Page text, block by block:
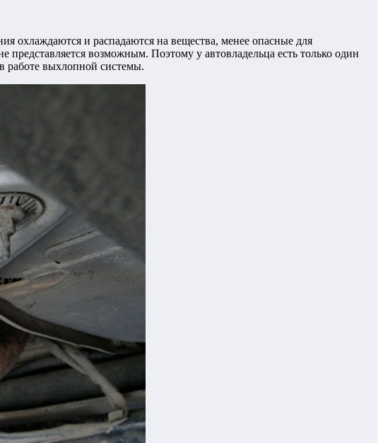
охлаждаются и распадаются на вещества, менее опасные для
представляется возможным. Поэтому у автовладельца есть только один
работе выхлопной системы.